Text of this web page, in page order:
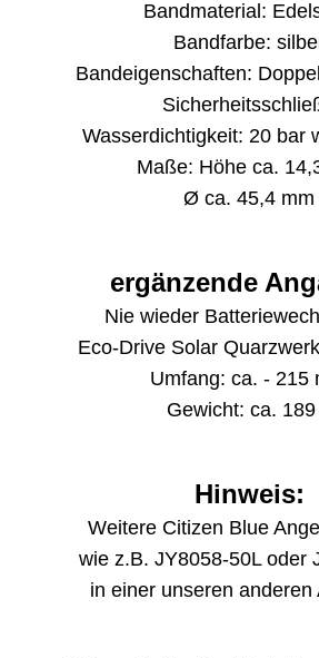
Bandmaterial:
Bandfarbe:
Bandeigenschaften:
Wasserdichtigkeit: 20 bar
Maße: Höhe ca.
Ø ca. 45,4 mm
ergänzende
Nie wieder
Eco-Drive Solar
Umfang: ca. - 215
Gewicht: ca. 189
Hinweis:
Weitere Citizen Blue
wie z.B. JY8058-50L oder
in einer unseren anderen